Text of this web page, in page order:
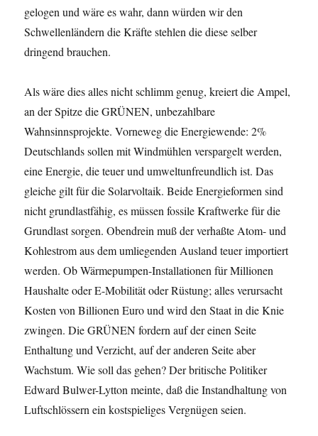
gelogen und wäre es wahr, dann würden wir den
Schwellenländern die Kräfte stehlen die diese selber
dringend brauchen.
Als wäre dies alles nicht schlimm genug, kreiert die Ampel,
an der Spitze die GRÜNEN, unbezahlbare
Wahnsinnsprojekte. Vorneweg die Energiewende: 2%
Deutschlands sollen mit Windmühlen verspargelt werden,
eine Energie, die teuer und umweltunfreundlich ist. Das
gleiche gilt für die Solarvoltaik. Beide Energieformen sind
nicht grundlastfähig, es müssen fossile Kraftwerke für die
Grundlast sorgen. Obendrein muß der verhaßte Atom- und
Kohlestrom aus dem umliegenden Ausland teuer importiert
werden. Ob Wärmepumpen-Installationen für Millionen
Haushalte oder E-Mobilität oder Rüstung; alles verursacht
Kosten von Billionen Euro und wird den Staat in die Knie
zwingen. Die GRÜNEN fordern auf der einen Seite
Enthaltung und Verzicht, auf der anderen Seite aber
Wachstum. Wie soll das gehen? Der britische Politiker
Edward Bulwer-Lytton meinte, daß die Instandhaltung von
Luftschlössern ein kostspieliges Vergnügen seien.